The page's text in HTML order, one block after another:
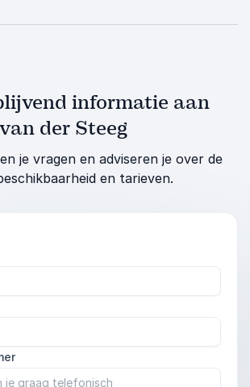
informatie aan
der Steeg
je vragen en adviseren je over de
en tarieven.